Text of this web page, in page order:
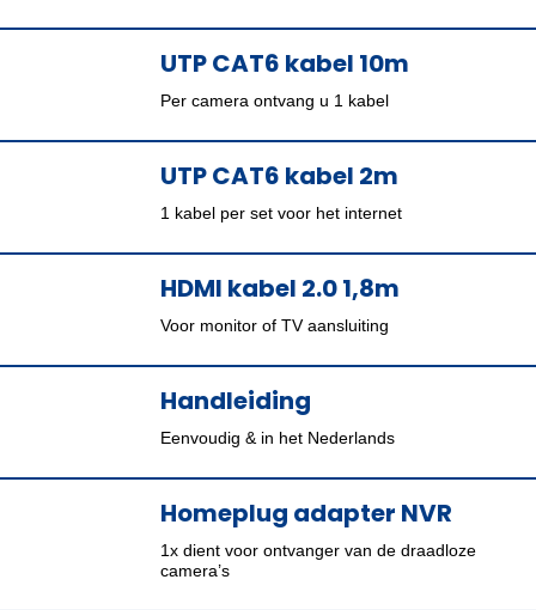
UTP CAT6 kabel 10m
Per camera ontvang u 1 kabel
UTP CAT6 kabel 2m
1 kabel per set voor het internet
HDMI kabel 2.0 1,8m
Voor monitor of TV aansluiting
Handleiding
Eenvoudig & in het Nederlands
Homeplug adapter NVR
1x dient voor ontvanger van de draadloze
camera’s